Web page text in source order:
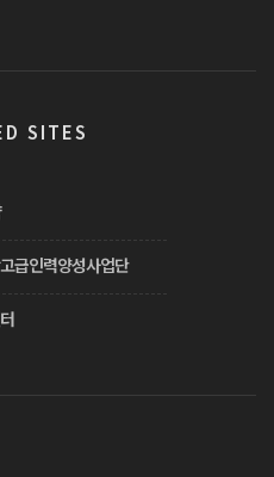
SITES
급인력양성사업단